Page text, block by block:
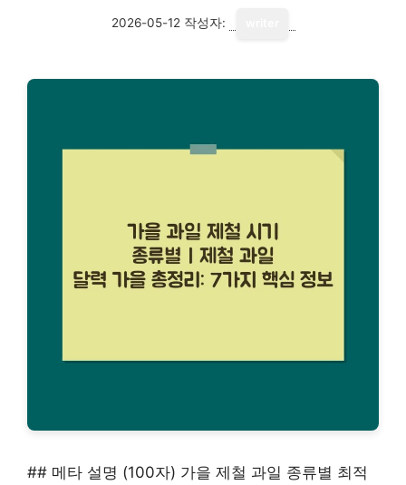
2026-05-12 작성자:
## 메타 설명 (100자) 가을 제철 과일 종류별 최적